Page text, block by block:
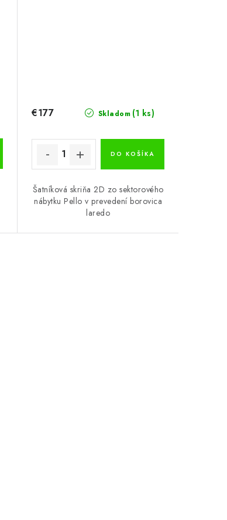
Skladom (1 ks)
€177
DO KOŠÍKA
Šatníková skriňa 2D zo sektorového
nábytku Pello v prevedení borovica
laredo